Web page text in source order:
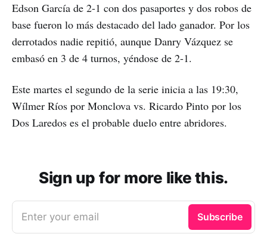
Edson García de 2-1 con dos pasaportes y dos robos de
base fueron lo más destacado del lado ganador. Por los
derrotados nadie repitió, aunque Danry Vázquez se
embasó en 3 de 4 turnos, yéndose de 2-1.
Este martes el segundo de la serie inicia a las 19:30,
Wílmer Ríos por Monclova vs. Ricardo Pinto por los
Dos Laredos es el probable duelo entre abridores.
Sign up for more like this.
Enter your email Subscribe